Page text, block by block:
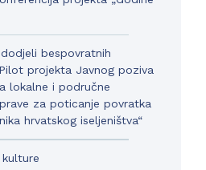
bespovratnih
projekta Javnog poziva
lokalne i područne
za poticanje povratka
hrvatskog iseljeništva“
kulture